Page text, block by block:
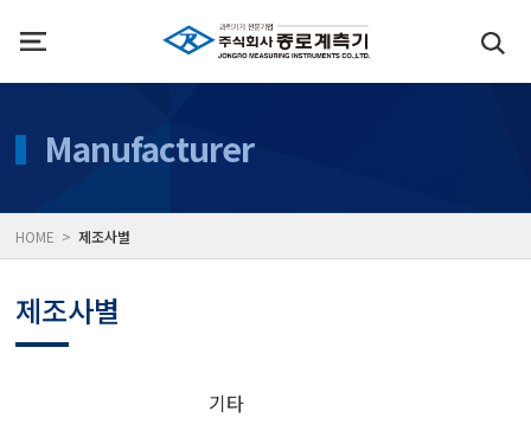
Manufacturer
HOME >제조사별
제조사별
기타